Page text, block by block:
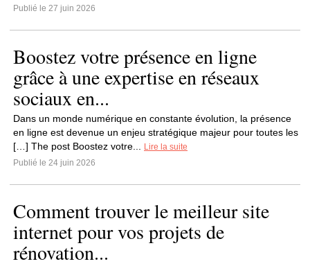
Publié le 27 juin 2026
Boostez votre présence en ligne
grâce à une expertise en réseaux
sociaux en...
Dans un monde numérique en constante évolution, la présence
en ligne est devenue un enjeu stratégique majeur pour toutes les
[…] The post Boostez votre...
Lire la suite
Publié le 24 juin 2026
Comment trouver le meilleur site
internet pour vos projets de
rénovation...